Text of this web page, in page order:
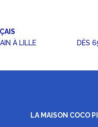
À LILLE
DÈS
LA MAISON COCO